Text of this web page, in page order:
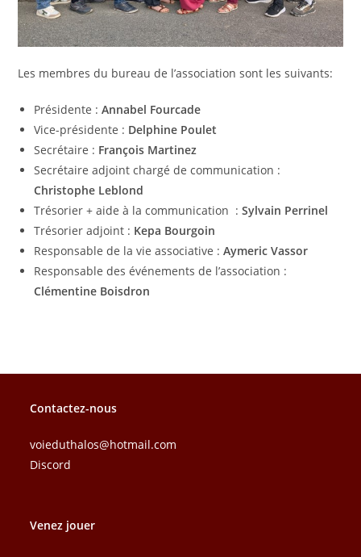
Les membres du bureau de l’association sont les suivants:
Présidente :Annabel Fourcade
Vice-présidente : Delphine Poulet
Secrétaire : François Martinez
Secrétaire adjoint chargé de communication :
Christophe Leblond
Trésorier + aide à la communication :Sylvain Perrinel
Trésorier adjoint : Kepa Bourgoin
Responsable de la vie associative :Aymeric Vassor
Responsable des événements de l’association :
Clémentine Boisdron
Contactez-nous
voieduthalos@hotmail.com
Discord
Venez jouer